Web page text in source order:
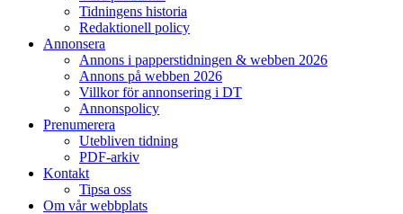
Tidningens historia
Redaktionell policy
Annonsera
Annons i papperstidningen & webben 2026
Annons på webben 2026
Villkor för annonsering i DT
Annonspolicy
Prenumerera
Utebliven tidning
PDF-arkiv
Kontakt
Tipsa oss
Om vår webbplats